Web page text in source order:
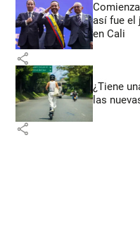
así fue el
en Cali
share
¿Tiene
las
share